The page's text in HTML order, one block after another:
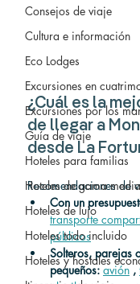
Consejos de viaje
Cultura e información
Eco Lodges
Excursiones en
Excursiones por los
Guía de viaje
Hoteles para familias
Hoteles de gama media
Hoteles de lujo
Hoteles todo incluido
Hoteles y hostales
¿Cuál es la
de llegar a
desde La
Recomendaciones de
Con un
transporte
públicos
Solteros, parejas
pequeños: avión ,